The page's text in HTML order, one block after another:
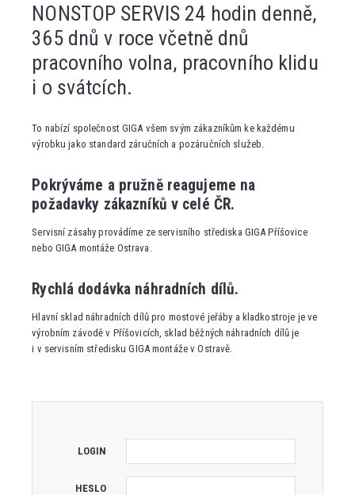
NONSTOP SERVIS 24 hodin denně,
365 dnů v roce včetně dnů
pracovního volna, pracovního klidu
i o svátcích.
To nabízí společnost GIGA všem svým zákazníkům ke každému
výrobku jako standard záručních a pozáručních služeb.
Pokrýváme a pružně reagujeme na
požadavky zákazníků v celé ČR.
Servisní zásahy provádíme ze servisního střediska GIGA Příšovice
nebo GIGA montáže Ostrava.
Rychlá dodávka náhradních dílů.
Hlavní sklad náhradních dílů pro mostové jeřáby a kladkostroje je ve
výrobním závodě v Příšovicích, sklad běžných náhradních dílů je
i v servisním středisku GIGA montáže v Ostravě.
LOGIN
HESLO